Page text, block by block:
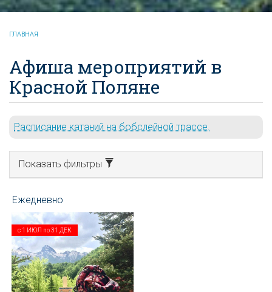
ГЛАВНАЯ
Афиша мероприятий в
Красной Поляне
Расписание катаний на бобслейной трассе.
Показать фильтры
с 1 ИЮЛ по31 ДЕК